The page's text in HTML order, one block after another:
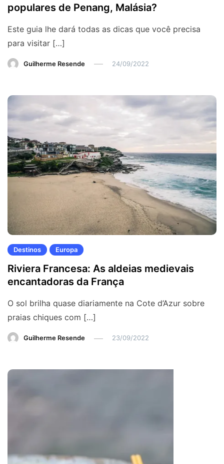
populares de Penang, Malásia?
Este guia lhe dará todas as dicas que você precisa
para visitar […]
Guilherme Resende 24/09/2022
Destinos Europa
Riviera Francesa: As aldeias medievais
encantadoras da França
O sol brilha quase diariamente na Cote d’Azur sobre
praias chiques com […]
Guilherme Resende 23/09/2022